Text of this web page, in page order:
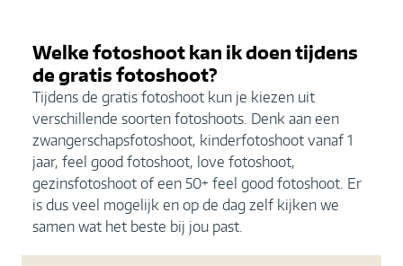
Welke fotoshoot kan ik doen tijdens
de gratis fotoshoot?
Tijdens de gratis fotoshoot kun je kiezen uit
verschillende soorten fotoshoots. Denk aan een
zwangerschapsfotoshoot, kinderfotoshoot vanaf 1
jaar, feel good fotoshoot, love fotoshoot,
gezinsfotoshoot of een 50+ feel good fotoshoot. Er
is dus veel mogelijk en op de dag zelf kijken we
samen wat het beste bij jou past.